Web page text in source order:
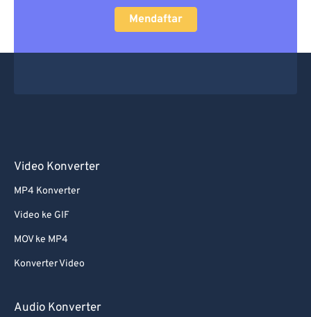
Mendaftar
Video Konverter
MP4 Konverter
Video ke GIF
MOV ke MP4
Konverter Video
Audio Konverter